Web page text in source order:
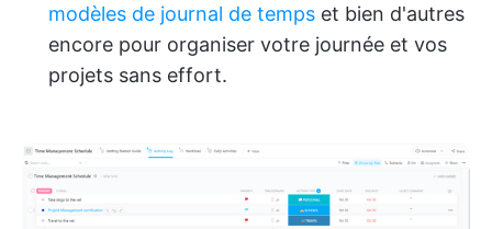
modèles de journal de temps et bien d'autres
encore pour organiser votre journée et vos
projets sans effort.